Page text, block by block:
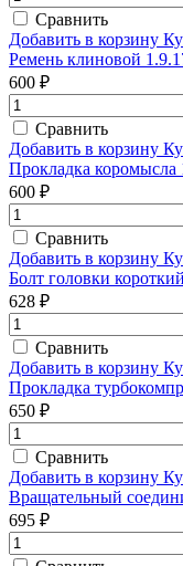
Сравнить
Добавить в корзину
Ремень клиновой
600 ₽
Сравнить
Добавить в корзину
Прокладка коромысла
600 ₽
Сравнить
Добавить в корзину
Болт головки
628 ₽
Сравнить
Добавить в корзину
Прокладка
650 ₽
Сравнить
Добавить в корзину
Вращательный
695 ₽